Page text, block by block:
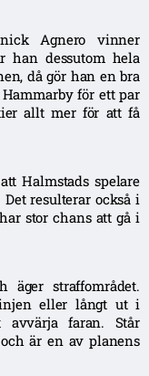
Agnero vinner
han dessutom hela
då gör han en bra
för ett par
allt mer för att få
Halmstads spelare
resulterar också i
stor chans att gå i
straffområdet.
eller långt ut i
faran. Står
är en av planens